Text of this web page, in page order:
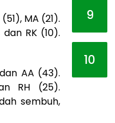
MA (21).
RK (10).
AA (43).
RH (25).
sembuh,
9
10